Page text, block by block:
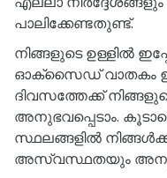
പാലിക്കേണ്ടതുണ്ട്.
നിങ്ങളുടെ ഉള്ളിൽ
ഓക്സൈഡ് വാതകം
ദിവസത്തേക്ക്
അനുഭവപ്പെടാം.
സ്ഥലങ്ങളിൽ
അസ്വസ്ഥതയും